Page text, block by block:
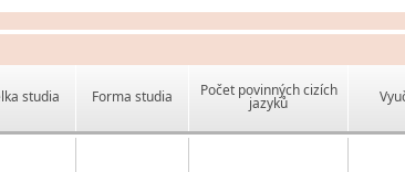
studia Forma studia Počet povinných cizích
jazyků